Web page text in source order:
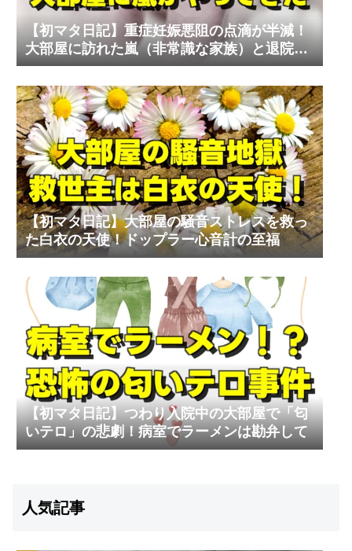
【初マタ日記】重症妊娠悪阻の点滴が半減！
大部屋に訪れた嵐（非常識な家族）と退院の
リアル
【初マタ日記】大部屋の騒音ストレスを救っ
た白衣の天使！ドップラー心音計の至福
【初マタ日記】つわり入院中の大部屋で「匂
いテロ」の悲劇！病室でラーメンは勘弁して
人気記事